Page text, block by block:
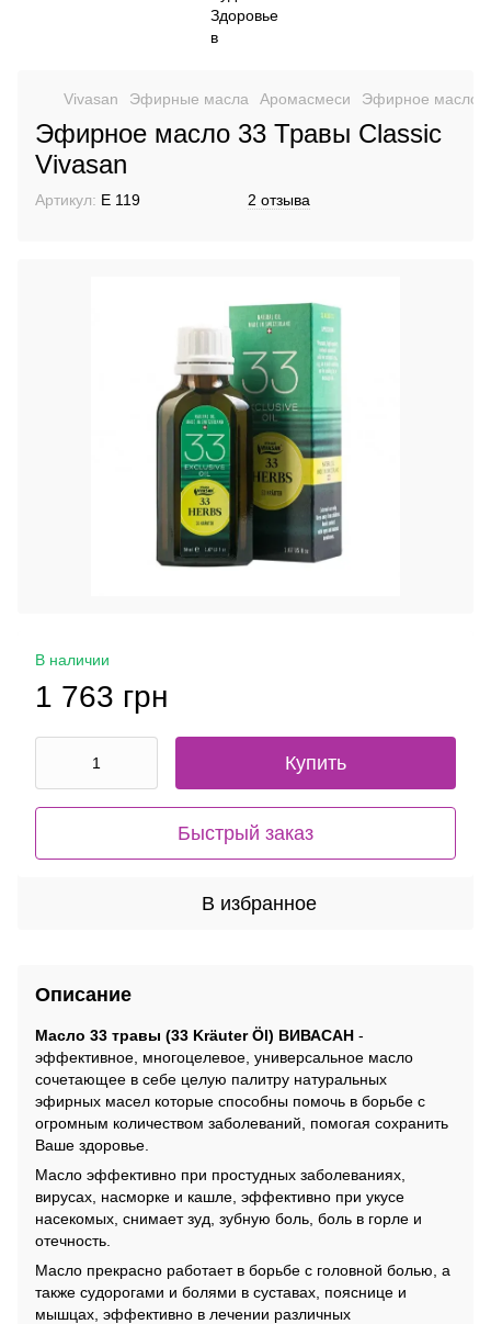
Vivasan Эфирные масла Аромасмеси Эфирное масло
Эфирное масло 33 Травы Classic
Vivasan
Артикул: E 119 2 отзыва
В наличии
1 763 грн
Купить
Быстрый заказ
В избранное
Описание
Масло 33 травы (33 Kräuter Öl) ВИВАСАН -
эффективное, многоцелевое, универсальное масло
сочетающее в себе целую палитру натуральных
эфирных масел которые способны помочь в борьбе с
огромным количеством заболеваний, помогая сохранить
Ваше здоровье.
Масло эффективно при простудных заболеваниях,
вирусах, насморке и кашле, эффективно при укусе
насекомых, снимает зуд, зубную боль, боль в горле и
отечность.
Масло прекрасно работает в борьбе с головной болью, а
также судорогами и болями в суставах, пояснице и
мышцах, эффективно в лечении различных